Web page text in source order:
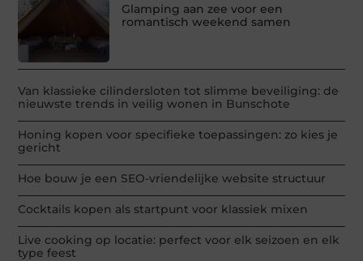
Glamping aan zee voor een
romantisch weekend samen
Van klassieke cilindersloten tot slimme beveiliging: de
nieuwste trends in veilig wonen in Bunschote
Honing kopen voor specifieke toepassingen: zo kies je
gericht
Hoe bouw je een SEO-vriendelijke website structuur
Cocktails kopen als startpunt voor klassiek mixen
Live cooking op locatie: perfect voor elk seizoen en elk
type feest